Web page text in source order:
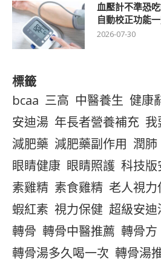
血壓計不準恐
自動校正功能
2026-07-30
標籤
bcaa 三高 中醫養生 健康
安迪湯 年長者營養補充 我
減肥藥 減肥藥副作用 潤肺
眼睛健康 眼睛照護 科技版
素雞精 素食雞精 老人視力
蝦紅素 視力保健 超級安迪
轉骨 轉骨中醫推薦 轉骨方
轉骨湯多久喝一次 轉骨湯